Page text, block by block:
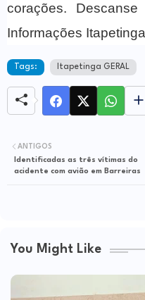
corações.
Informações
Tags: Itapetinga GERAL
ANTIGOS
Identificadas as três vítimas do
acidente com avião em Barreiras
You Might Like